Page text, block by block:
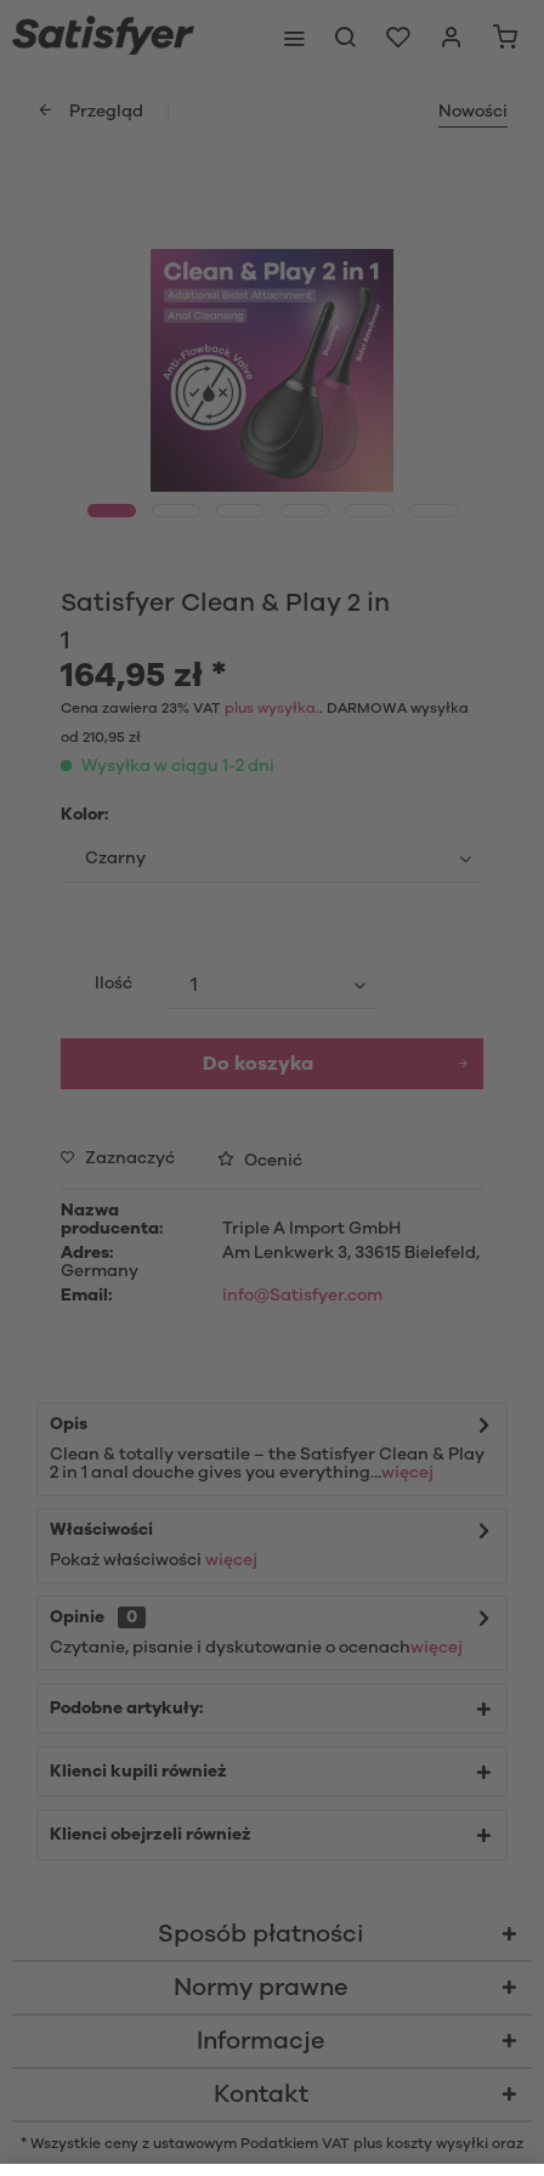
Przegląd Nowości
Satisfyer Clean & Play 2 in
1
164,95 zł *
Cena zawiera 23% VAT plus wysyłka.. DARMOWA wysyłka
od 210,95 zł
Wysyłka w ciągu 1-2 dni
Kolor:
Ilość
Do koszyka
Zaznaczyć Ocenić
Nazwa
producenta:
Triple A Import GmbH
Adres:
Am Lenkwerk 3, 33615 Bielefeld,
Germany
Email:
info@Satisfyer.com
Opis
Clean & totally versatile – the Satisfyer Clean & Play
2 in 1 anal douche gives you everything...więcej
Właściwości
Pokaż właściwości więcej
Opinie
0
Czytanie, pisanie i dyskutowanie o ocenachwięcej
Podobne artykuły:
Klienci kupili również
Klienci obejrzeli również
Sposób płatności
Normy prawne
Informacje
Kontakt
* Wszystkie ceny z ustawowym Podatkiem VAT plus koszty wysyłki oraz